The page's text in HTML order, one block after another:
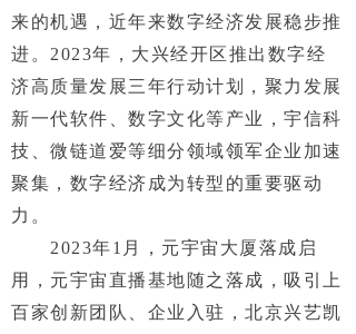
来的机遇，近年来数字经济发展稳步推
进。2023年，大兴经开区推出数字经
济高质量发展三年行动计划，聚力发展
新一代软件、数字文化等产业，宇信科
技、微链道爱等细分领域领军企业加速
聚集，数字经济成为转型的重要驱动
力。
2023年1月，元宇宙大厦落成启
用，元宇宙直播基地随之落成，吸引上
百家创新团队、企业入驻，北京兴艺凯